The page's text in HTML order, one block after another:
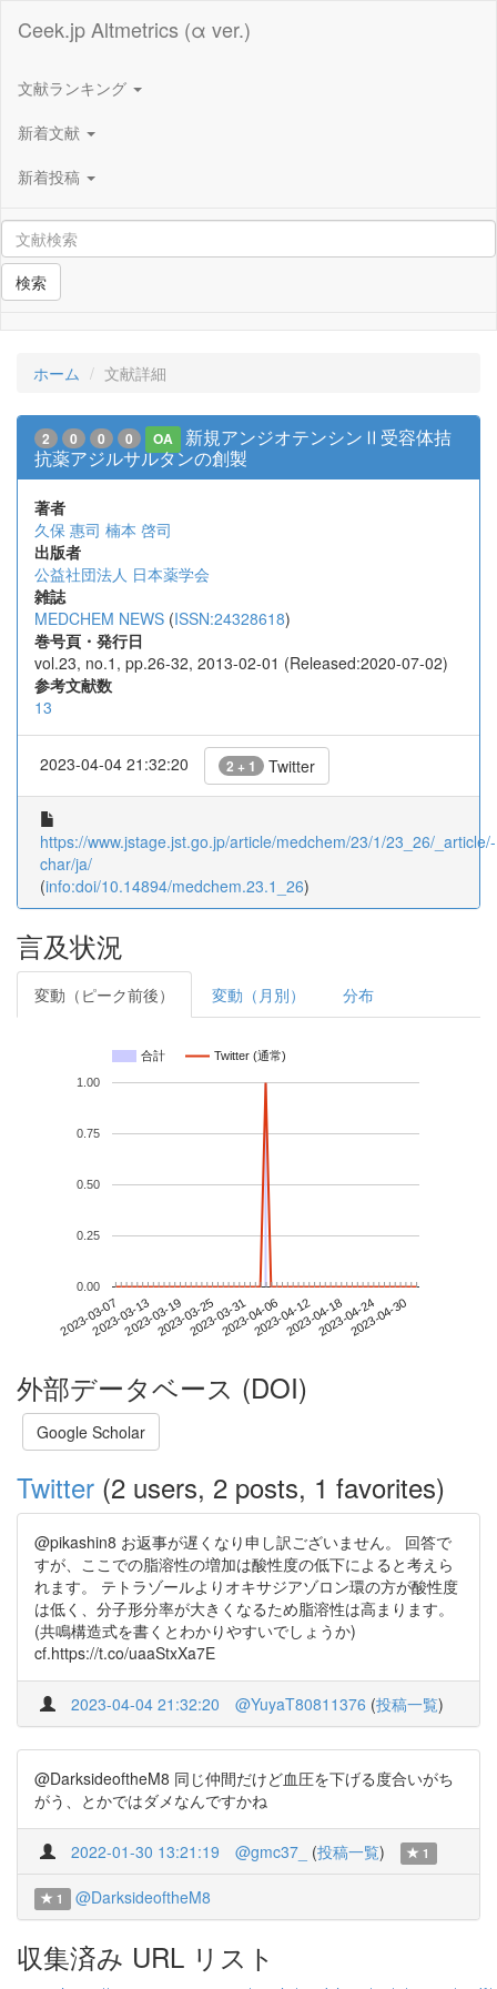
Ceek.jp Altmetrics (α ver.)
文献ランキング
新着文献
新着投稿
検索
ホーム 文献詳細
2 0 0 0 OA
新規アンジオテンシンⅡ受容体拮
抗薬アジルサルタンの創製
著者
久保 惠司 楠本 啓司
出版者
公益社団法人 日本薬学会
雑誌
MEDCHEM NEWS (ISSN:24328618)
巻号頁・発行日
vol.23, no.1, pp.26-32, 2013-02-01 (Released:2020-07-02)
参考文献数
13
2023-04-04 21:32:20 2 + 1 Twitter
https://www.jstage.jst.go.jp/article/medchem/23/1/23_26/_article/-
char/ja/
(info:doi/10.14894/medchem.23.1_26)
言及状況
変動（ピーク前後） 変動（月別） 分布
合計 Twitter (通常)
2023-03-072023-03-132023-03-192023-03-252023-03-312023-04-062023-04-122023-04-182023-04-242023-04-30
0.00
0.25
0.50
0.75
1.00
外部データベース (DOI)
Google Scholar
Twitter (2 users, 2 posts, 1 favorites)
@pikashin8 お返事が遅くなり申し訳ございません。 回答で
すが、ここでの脂溶性の増加は酸性度の低下によると考えら
れます。 テトラゾールよりオキサジアゾロン環の方が酸性度
は低く、分子形分率が大きくなるため脂溶性は高まります。
(共鳴構造式を書くとわかりやすいでしょうか)
cf.https://t.co/uaaStxXa7E
2023-04-04 21:32:20 @YuyaT80811376 (投稿一覧)
@DarksideoftheM8 同じ仲間だけど血圧を下げる度合いがち
がう、とかではダメなんですかね
2022-01-30 13:21:19 @gmc37_ (投稿一覧) 1
1 @DarksideoftheM8
収集済み URL リスト